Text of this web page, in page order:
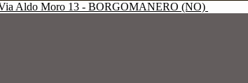
Aldo Moro 13 - BORGOMANERO (NO)